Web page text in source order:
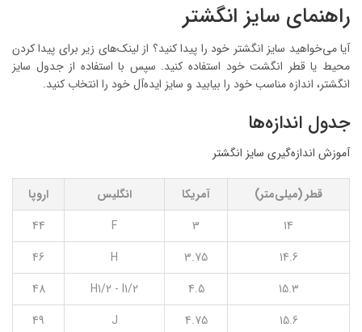
راهنمای سایز انگشتر
آیا می‌خواهید سایز انگشتر خود را پیدا کنید؟ از لینک‌های زیر برای پیدا کردن
محیط یا قطر انگشت خود استفاده کنید. سپس با استفاده از جدول سایز
انگشتر، اندازه مناسب خود را بیابید و سایز ایده‌آل خود را انتخاب کنید.
جدول اندازه‌ها
آموزش اندازه‌گیری سایز انگشتر
قطر (میلی‌متر) آمریکا انگلیس
اروپا
14
3
F
44
14.6
3.75
H
46
15.3
4.5
H1/2 - I1/2
48
15.6
4.75
J
49